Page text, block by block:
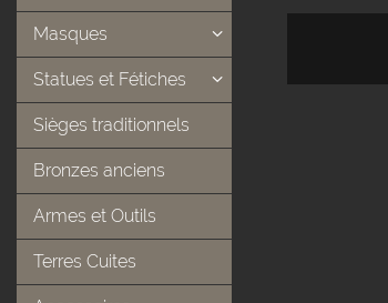
Masques
Statues et Fétiches
Sièges traditionnels
Bronzes anciens
Armes et Outils
Terres Cuites